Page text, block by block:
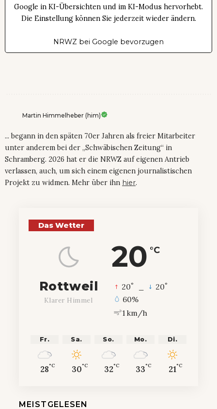
Google in KI-Übersichten und im KI-Modus hervorhebt.
Die Einstellung können Sie jederzeit wieder ändern.
NRWZ bei Google bevorzugen
Martin Himmelheber (him)
... begann in den späten 70er Jahren als freier Mitarbeiter
unter anderem bei der „Schwäbischen Zeitung“ in
Schramberg. 2026 hat er die NRWZ auf eigenen Antrieb
verlassen, auch, um sich einem eigenen journalistischen
Projekt zu widmen. Mehr über ihn hier.
Das Wetter
20 °C
Rottweil
Klarer Himmel
20° 20°
60%
1 km/h
Fr.
28°C
Sa.
30°C
So.
32°C
Mo.
33°C
Di.
21°C
MEISTGELESEN